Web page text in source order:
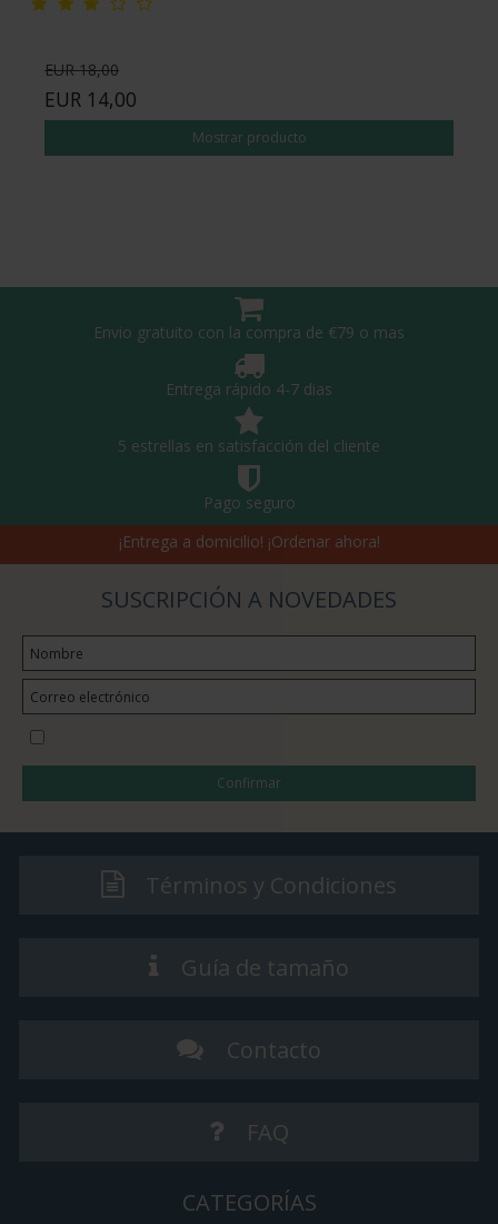
EUR 18,00
EUR 14,00
Mostrar producto
Envio gratuito con la compra de €79 o mas
Entrega rápido 4-7 dias
5 estrellas en satisfacción del cliente
Pago seguro
¡Entrega a domicilio! ¡Ordenar ahora!
SUSCRIPCIÓN A NOVEDADES
Confirmar
Términos y Condiciones
Guía de tamaño
Contacto
FAQ
CATEGORÍAS